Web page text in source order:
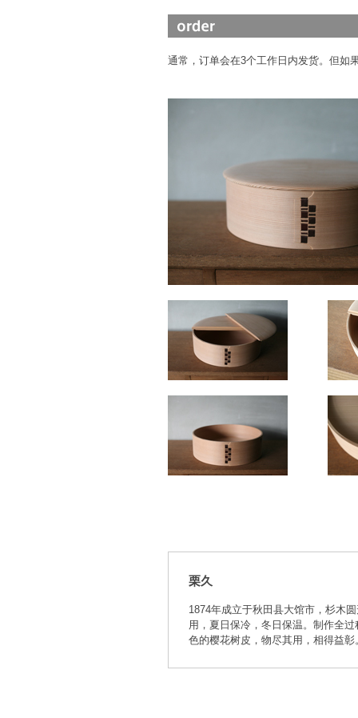
通常，订单会在3个工作日内发货。但如
栗久
1874年成立于秋田县大馆市，杉木
用，夏日保冷，冬日保温。制作全
色的樱花树皮，物尽其用，相得益彰